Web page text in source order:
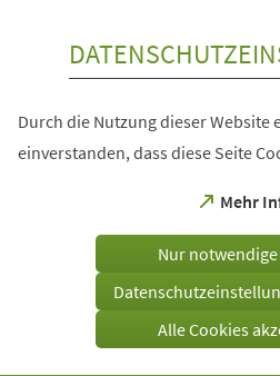
Durch die Nutzung dieser Website
einverstanden, dass diese Seite
Mehr
(Öffnet
einem
Tab)
Nur
Alle Cookies